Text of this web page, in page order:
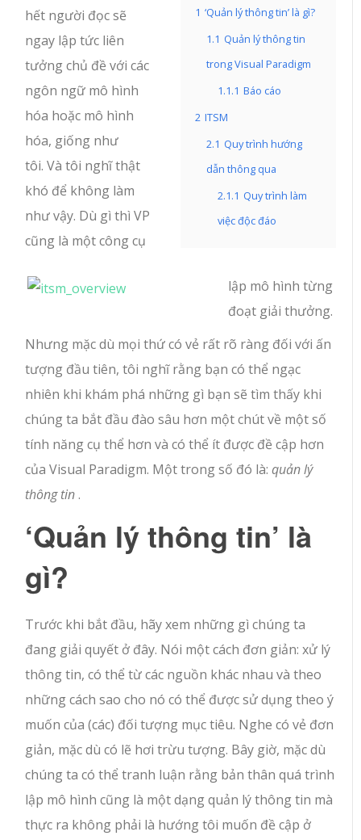
1 ‘Quản lý thông tin’ là gì?
1.1 Quản lý thông tin
trong Visual Paradigm
1.1.1 Báo cáo
2 ITSM
2.1 Quy trình hướng
dẫn thông qua
2.1.1 Quy trình làm
việc độc đáo
hết người đọc sẽ
ngay lập tức liên
tưởng chủ đề với các
ngôn ngữ mô hình
hóa hoặc mô hình
hóa, giống như
tôi. Và tôi nghĩ thật
khó để không làm
như vậy. Dù gì thì VP
cũng là một công cụ
lập mô hình từng
đoạt giải thưởng.
Nhưng mặc dù mọi thứ có vẻ rất rõ ràng đối với ấn
tượng đầu tiên, tôi nghĩ rằng bạn có thể ngạc
nhiên khi khám phá những gì bạn sẽ tìm thấy khi
chúng ta bắt đầu đào sâu hơn một chút về một số
tính năng cụ thể hơn và có thể ít được đề cập hơn
của Visual Paradigm. Một trong số đó là:quản lý
thông tin.
‘Quản lý thông tin’ là
gì?
Trước khi bắt đầu, hãy xem những gì chúng ta
đang giải quyết ở đây. Nói một cách đơn giản: xử lý
thông tin, có thể từ các nguồn khác nhau và theo
những cách sao cho nó có thể được sử dụng theo ý
muốn của (các) đối tượng mục tiêu. Nghe có vẻ đơn
giản, mặc dù có lẽ hơi trừu tượng. Bây giờ, mặc dù
chúng ta có thể tranh luận rằng bản thân quá trình
lập mô hình cũng là một dạng quản lý thông tin mà
thực ra không phải là hướng tôi muốn đề cập ở